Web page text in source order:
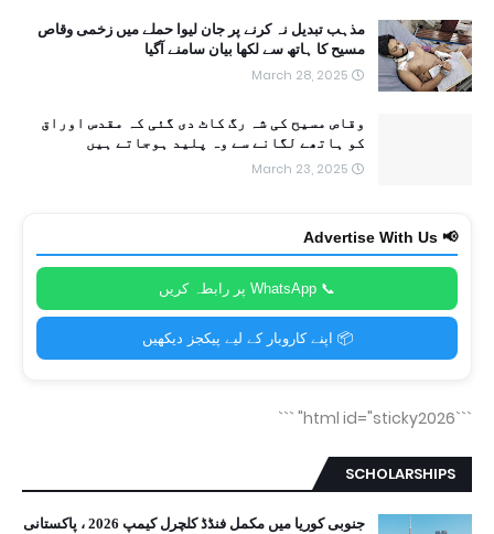
مذہب تبدیل نہ کرنے پر جان لیوا حملے میں زخمی وقاص
مسیح کا ہاتھ سے لکھا بیان سامنے آگیا
March 28, 2025
وقاص مسیح کی شہ رگ کاٹ دی گئی کہ مقدس اوراق
کو ہاتھے لگانے سے وہ پلید ہوجاتے ہیں
March 23, 2025
📢 Advertise With Us
📞 WhatsApp پر رابطہ کریں
📦 اپنے کاروبار کے لیے پیکجز دیکھیں
```html id="sticky2026"
```
SCHOLARSHIPS
جنوبی کوریا میں مکمل فنڈڈ کلچرل کیمپ 2026 ، پاکستانی